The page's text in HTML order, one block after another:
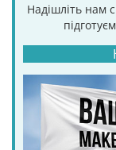
Надішліть нам